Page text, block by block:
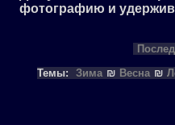
фотографию и
Темы:
Зима ₪ Весна ₪